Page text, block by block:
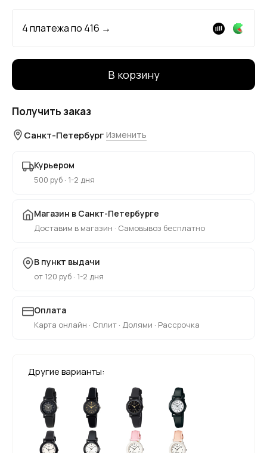
4 платежа по 416 →
В корзину
Получить заказ
Санкт-Петербург Изменить
Курьером
500 руб · 1-2 дня
Магазин в Санкт-Петербурге
Доставим в магазин · Самовывоз бесплатно
В пункт выдачи
от 120 руб · 1-2 дня
Оплата
Карта онлайн · Сплит · Долями · Рассрочка
Другие варианты: